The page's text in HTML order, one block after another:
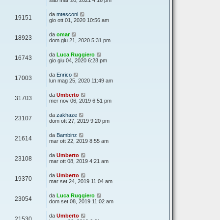
19151 da mtesconi
gio ott 01, 2020 10:56 am
18923 da omar
dom giu 21, 2020 5:31 pm
16743 da Luca Ruggiero
gio giu 04, 2020 6:28 pm
17003 da Enrico
lun mag 25, 2020 11:49 am
31703 da Umberto
mer nov 06, 2019 6:51 pm
23107 da zakhaze
dom ott 27, 2019 9:20 pm
21614 da Bambinz
mar ott 22, 2019 8:55 am
23108 da Umberto
mar ott 08, 2019 4:21 am
19370 da Umberto
mar set 24, 2019 11:04 am
23054 da Luca Ruggiero
dom set 08, 2019 11:02 am
da Umberto